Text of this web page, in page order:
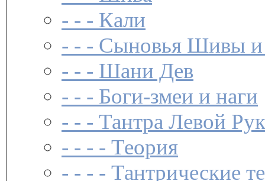
- - - Кали
- - - Сыновья Шивы
- - - Шани Дев
- - - Боги-змеи и наги
- - - Тантра Левой
- - - - Теория
- - - - Тантрические